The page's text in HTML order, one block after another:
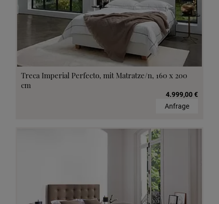
Treca Imperial Perfecto, mit Matratze/n, 160 x 200
cm
4.999,00 €
Anfrage